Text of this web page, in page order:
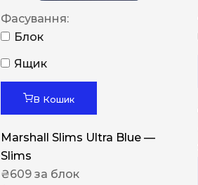
Фасування:
Блок
Ящик
В Кошик
Marshall Slims Ultra Blue —
Slims
₴609 за блок